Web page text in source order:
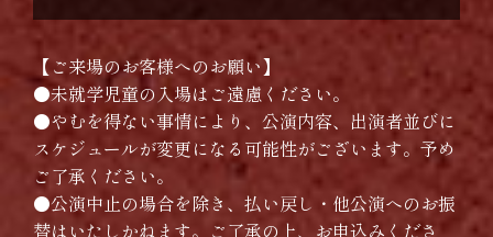
【ご来場のお客様へのお願い】
●未就学児童の入場はご遠慮ください。
●やむを得ない事情により、公演内容、出演者並びに
スケジュールが変更になる可能性がございます。予め
ご了承ください。
●公演中止の場合を除き、払い戻し・他公演へのお振
替はいたしかねます。ご了承の上、お申込みくださ